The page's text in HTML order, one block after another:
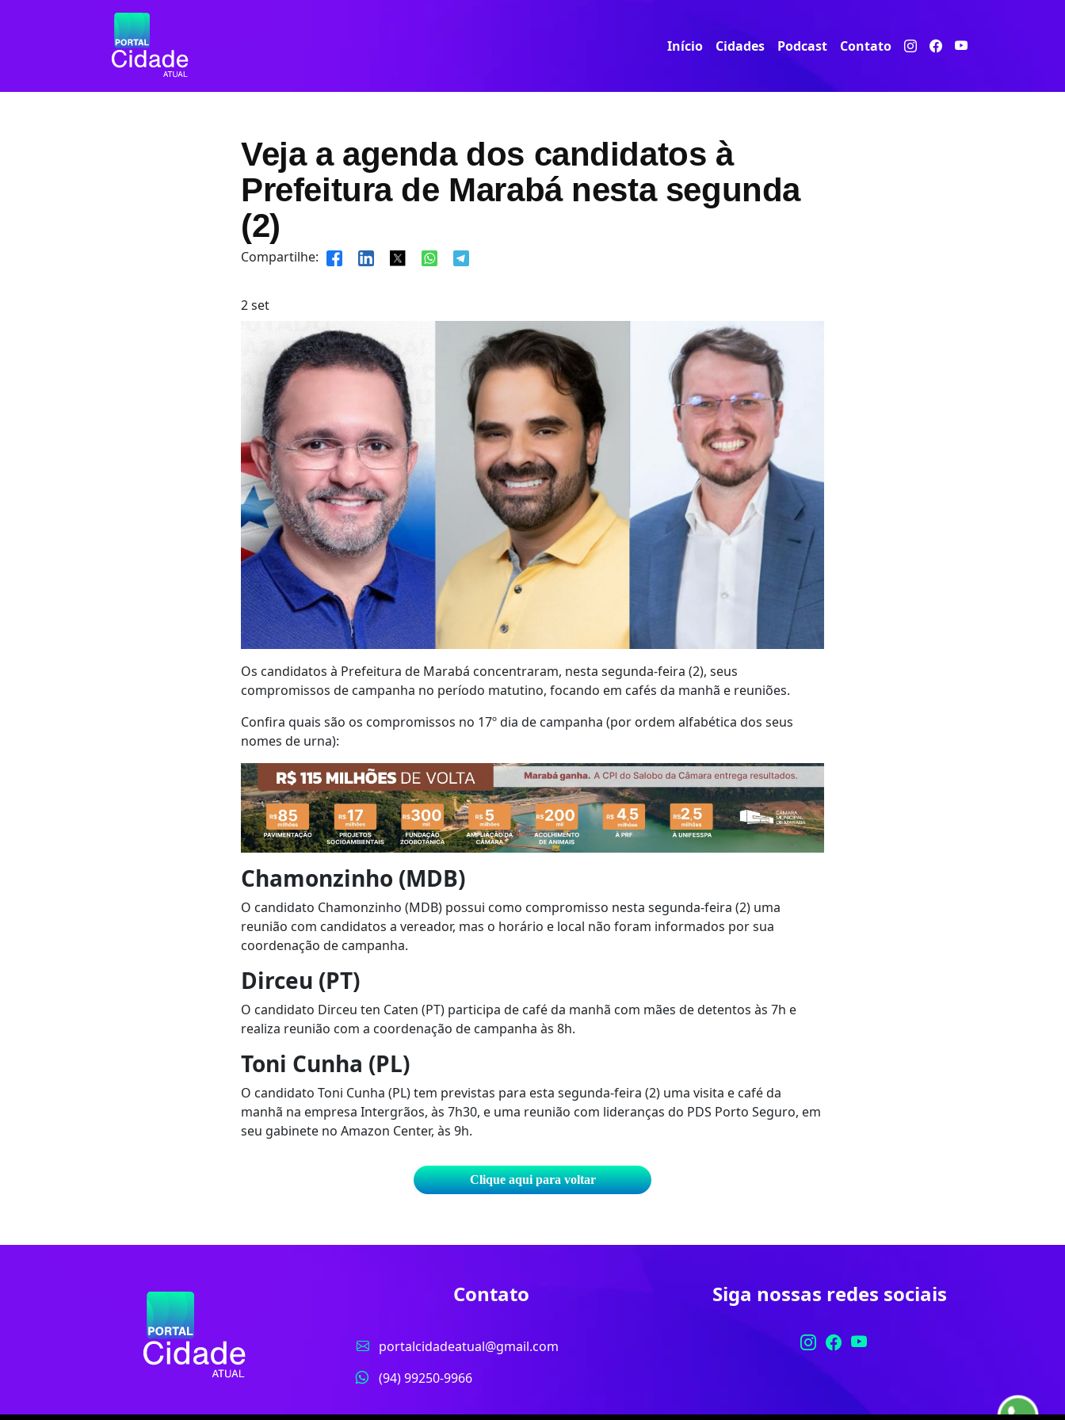
Início Cidades Podcast Contato
Veja a agenda dos candidatos à
Prefeitura de Marabá nesta segunda
(2)
Compartilhe:
2set
Os candidatos à Prefeitura de Marabá concentraram, nesta segunda-feira (2), seus
compromissos de campanha no período matutino, focando em cafés da manhã e reuniões.
Confira quais são os compromissos no 17º dia de campanha (por ordem alfabética dos seus
nomes de urna):
Chamonzinho (MDB)
O candidato Chamonzinho (MDB) possui como compromisso nesta segunda-feira (2) uma
reunião com candidatos a vereador, mas o horário e local não foram informados por sua
coordenação de campanha.
Dirceu (PT)
O candidato Dirceu ten Caten (PT) participa de café da manhã com mães de detentos às 7h e
realiza reunião com a coordenação de campanha às 8h.
Toni Cunha (PL)
O candidato Toni Cunha (PL) tem previstas para esta segunda-feira (2) uma visita e café da
manhã na empresa Intergrãos, às 7h30, e uma reunião com lideranças do PDS Porto Seguro, em
seu gabinete no Amazon Center, às 9h.
Clique aqui para voltar
Contato
portalcidadeatual@gmail.com
(94) 99250-9966
Siga nossas redes sociais